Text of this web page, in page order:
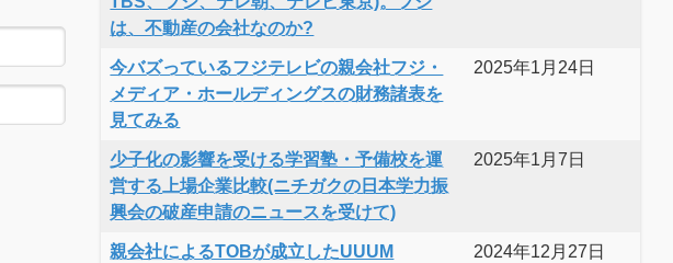
は、不動産の会社なのか?
今バズっているフジテレビの親会社フジ・
メディア・ホールディングスの財務諸表を
見てみる
2025年1月24日
少子化の影響を受ける学習塾・予備校を運
営する上場企業比較(ニチガクの日本学力振
興会の破産申請のニュースを受けて)
2025年1月7日
親会社によるTOBが成立したUUUM 2024年12月27日